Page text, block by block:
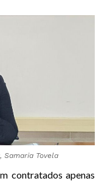
Samaria Tovela
contratados apenas